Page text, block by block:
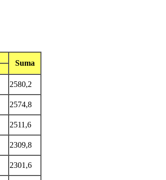
Suma
2580,2
2574,8
2511,6
2309,8
2301,6